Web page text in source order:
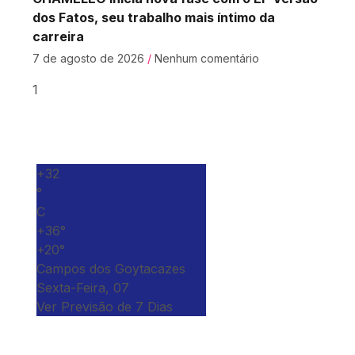
dos Fatos, seu trabalho mais íntimo da
carreira
7 de agosto de 2026 Nenhum comentário
+32
°
C
+36°
+20°
Campos dos Goytacazes
Sexta-Feira, 07
Ver Previsão de 7 Dias